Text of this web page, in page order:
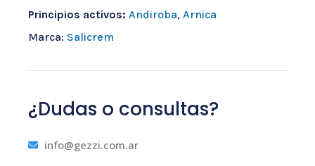
Principios activos: Andiroba, Arnica
Marca: Salicrem
¿Dudas o consultas?
info@gezzi.com.ar